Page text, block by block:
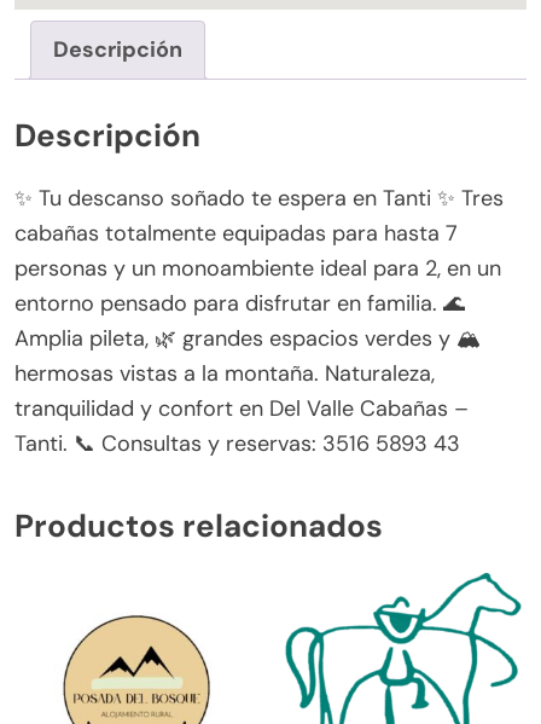
Descripción
Descripción
✨ Tu descanso soñado te espera en Tanti ✨ Tres
cabañas totalmente equipadas para hasta 7
personas y un monoambiente ideal para 2, en un
entorno pensado para disfrutar en familia. 🌊
Amplia pileta, 🌿 grandes espacios verdes y 🏔️
hermosas vistas a la montaña. Naturaleza,
tranquilidad y confort en Del Valle Cabañas –
Tanti. 📞 Consultas y reservas: 3516 5893 43
Productos relacionados